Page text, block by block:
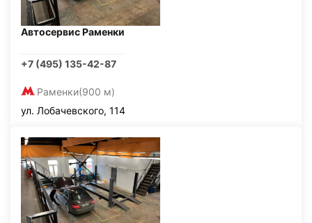
Автосервис Раменки
+7 (495) 135-42-87
Раменки(900 м)
ул. Лобачевского, 114